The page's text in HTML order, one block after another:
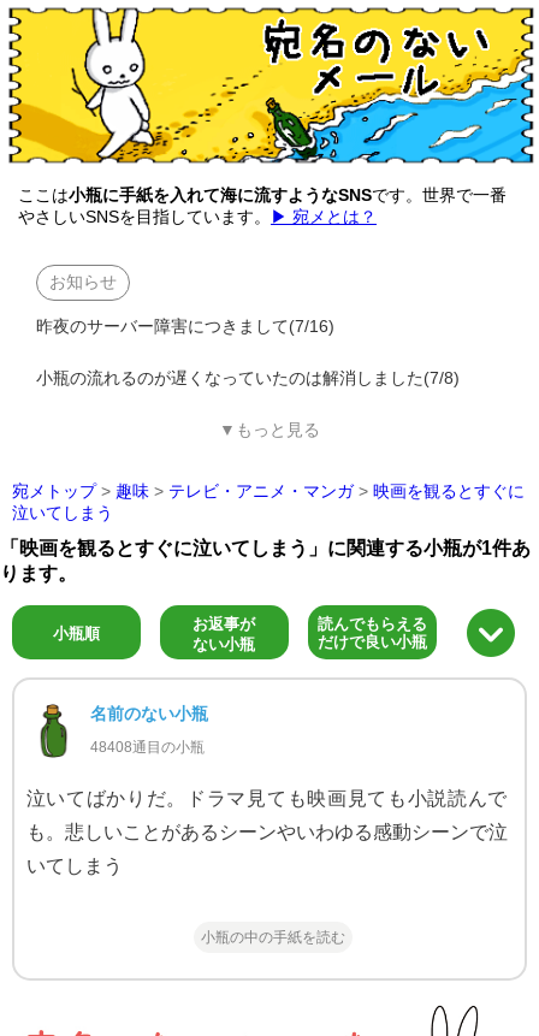
ここは小瓶に手紙を入れて海に流すようなSNSです。世界で一番
やさしいSNSを目指しています。
▶ 宛メとは？
お知らせ
昨夜のサーバー障害につきまして(7/16)
小瓶の流れるのが遅くなっていたのは解消しました(7/8)
▼もっと見る
宛メトップ > 趣味 > テレビ・アニメ・マンガ > 映画を観るとすぐに
泣いてしまう
「映画を観るとすぐに泣いてしまう」に関連する小瓶が1件あ
ります。
小瓶順
お返事が
ない小瓶
読んでもらえる
だけで良い小瓶
名前のない小瓶
48408通目の小瓶
泣いてばかりだ。ドラマ見ても映画見ても小説読んで
も。悲しいことがあるシーンやいわゆる感動シーンで泣
いてしまう
小瓶の中の手紙を読む